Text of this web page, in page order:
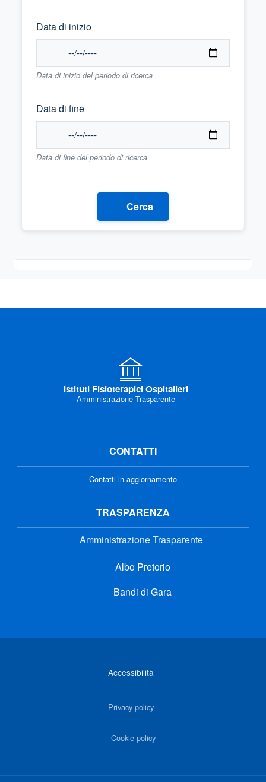
Data di inizio
Data di inizio del periodo di ricerca
Data di fine
Data di fine del periodo di ricerca
Cerca
Istituti Fisioterapici Ospitalieri
Amministrazione Trasparente
CONTATTI
Contatti in aggiornamento
TRASPARENZA
Amministrazione Trasparente
Albo Pretorio
Bandi di Gara
Accessibilità
Privacy policy
Cookie policy